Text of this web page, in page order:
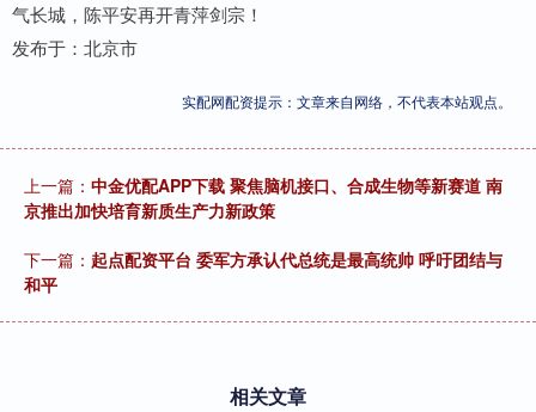
气长城，陈平安再开青萍剑宗！
发布于：北京市
实配网配资提示：文章来自网络，不代表本站观点。
上一篇： 中金优配APP下载 聚焦脑机接口、合成生物等新赛道 南
京推出加快培育新质生产力新政策
下一篇： 起点配资平台 委军方承认代总统是最高统帅 呼吁团结与
和平
相关文章